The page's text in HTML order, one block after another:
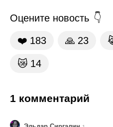
Оцените новость
❤️ 183 🙏 23
😿 14
1 комментарий